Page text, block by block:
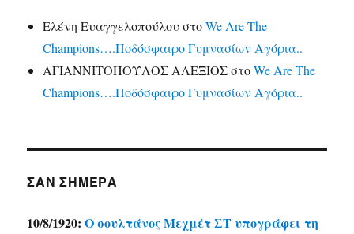
Ελένη ΕυαγγελοπούλουστοWe Are The
Champions….Ποδόσφαιρο Γυμνασίων Αγόρια..
ΑΓΙΑΝΝΙΤΟΠΟΥΛΟΣ ΑΛΕΞΙΟΣστοWe Are The
Champions….Ποδόσφαιρο Γυμνασίων Αγόρια..
ΣΑΝ ΣΉΜΕΡΑ
10/8/1920:Ο σουλτάνος Μεχμέτ ΣΤ υπογράφει τη